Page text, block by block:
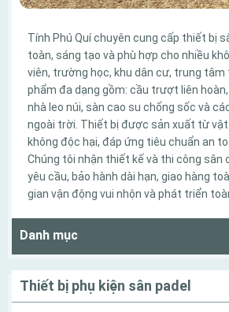
Tính Phú Quí chuyên cung cấp thiết bị
toàn, sáng tạo và phù hợp cho nhiều
viên, trường học, khu dân cư, trung tâm
phẩm đa dạng gồm: cầu trượt liên
nhà leo núi, sàn cao su chống sốc và
ngoài trời. Thiết bị được sản xuất từ vật
không độc hại, đáp ứng tiêu chuẩn an
Chúng tôi nhận thiết kế và thi công sân
yêu cầu, bảo hành dài hạn, giao hàng
gian vận động vui nhộn và phát triển
Danh mục
Thiết bị phụ kiện sân padel